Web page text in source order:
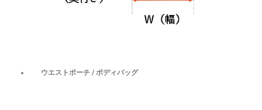
ウエストポーチ / ボディバッグ